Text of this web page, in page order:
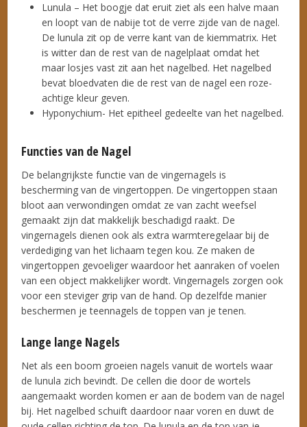
Lunula – Het boogje dat eruit ziet als een halve maan
en loopt van de nabije tot de verre zijde van de nagel.
De lunula zit op de verre kant van de kiemmatrix. Het
is witter dan de rest van de nagelplaat omdat het
maar losjes vast zit aan het nagelbed. Het nagelbed
bevat bloedvaten die de rest van de nagel een roze-
achtige kleur geven.
Hyponychium- Het epitheel gedeelte van het nagelbed.
Functies van de Nagel
De belangrijkste functie van de vingernagels is
bescherming van de vingertoppen. De vingertoppen staan
bloot aan verwondingen omdat ze van zacht weefsel
gemaakt zijn dat makkelijk beschadigd raakt. De
vingernagels dienen ook als extra warmteregelaar bij de
verdediging van het lichaam tegen kou. Ze maken de
vingertoppen gevoeliger waardoor het aanraken of voelen
van een object makkelijker wordt. Vingernagels zorgen ook
voor een steviger grip van de hand. Op dezelfde manier
beschermen je teennagels de toppen van je tenen.
Lange lange Nagels
Net als een boom groeien nagels vanuit de wortels waar
de lunula zich bevindt. De cellen die door de wortels
aangemaakt worden komen er aan de bodem van de nagel
bij. Het nagelbed schuift daardoor naar voren en duwt de